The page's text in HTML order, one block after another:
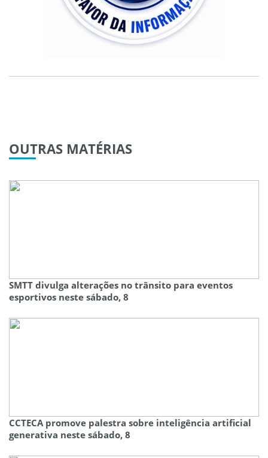
OUTRAS MATÉRIAS
SMTT divulga alterações no trânsito para eventos
esportivos neste sábado, 8
CCTECA promove palestra sobre inteligência artificial
generativa neste sábado, 8